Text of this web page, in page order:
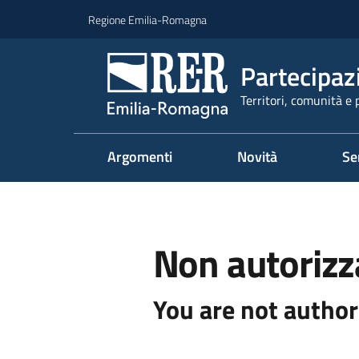
Regione Emilia-Romagna
Territori, comunità e
Argomenti Novità
Non
You are not